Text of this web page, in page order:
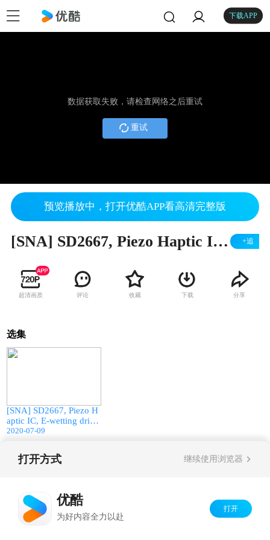
下载APP
数据获取失败，请检查网络之后重试
重试
预览播放中，打开优酷APP看高清完整版
[SNA] SD2667, Piezo Haptic IC, E-wetting driver IC +追
超清画质 评论 收藏 下载 分享
选集
[SNA] SD2667, Piezo H
aptic IC, E-wetting drive
r IC
2020-07-09
打开方式 继续使用浏览器
优酷
为好内容全力以赴
打开